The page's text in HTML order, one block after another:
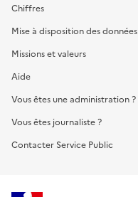
Chiffres
Mise à disposition des données
Missions et valeurs
Aide
Vous êtes une administration ?
Vous êtes journaliste ?
Contacter Service Public